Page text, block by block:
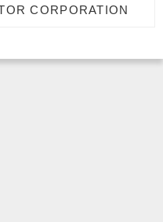
CORPORATION